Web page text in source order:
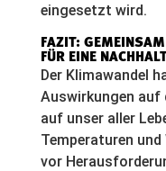
eingesetzt wird.
FAZIT:
FÜR EINE
Der Klimawandel
Auswirkungen auf
auf unser aller
Temperaturen
vor